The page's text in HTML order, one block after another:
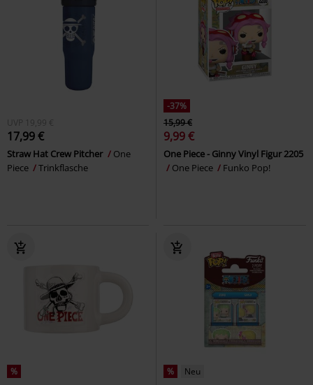
UVP 19,99 €
17,99 €
Straw Hat Crew Pitcher
One
Piece
Trinkflasche
-37%
15,99 €
9,99 €
One Piece - Ginny Vinyl Figur 2205
One Piece
Funko Pop!
% % Neu